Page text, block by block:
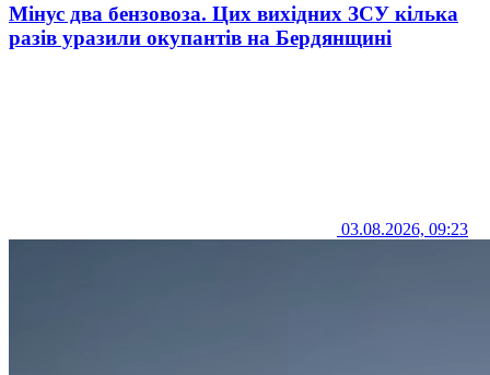
Мінус два бензовоза. Цих вихідних ЗСУ кілька
разів уразили окупантів на Бердянщині
03.08.2026, 09:23